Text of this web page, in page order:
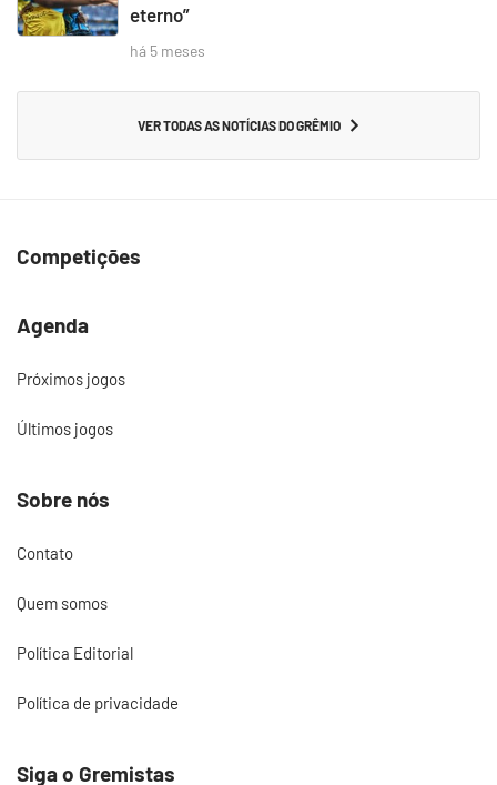
eterno”
há 5 meses
VER TODAS AS NOTÍCIAS DO GRÊMIO
Competições
Agenda
Próximos jogos
Últimos jogos
Sobre nós
Contato
Quem somos
Política Editorial
Política de privacidade
Siga o Gremistas